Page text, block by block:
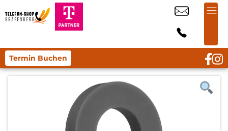
Termin Buchen